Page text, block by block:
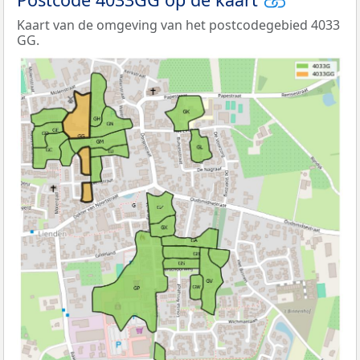
Kaart van de omgeving van het postcodegebied 4033
GG.